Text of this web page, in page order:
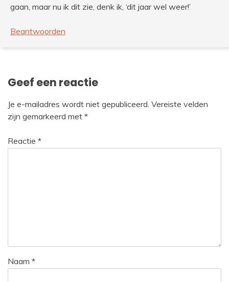
gaan, maar nu ik dit zie, denk ik, ‘dit jaar wel weer!’
Beantwoorden
Geef een reactie
Je e-mailadres wordt niet gepubliceerd. Vereiste velden
zijn gemarkeerd met *
Reactie *
Naam *